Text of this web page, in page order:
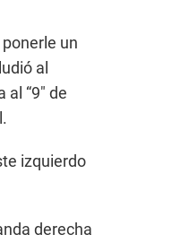
un
al
“9″ de
izquierdo
derecha